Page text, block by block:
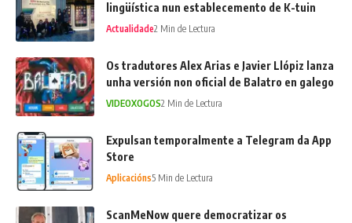
lingüística nun establecemento de K-tuin
Actualidade2 Min de Lectura
Os tradutores Alex Arias e Javier Llópiz lanza
unha versión non oficial de Balatro en galego
VIDEOXOGOS2 Min de Lectura
Expulsan temporalmente a Telegram da App
Store
Aplicacións5 Min de Lectura
ScanMeNow quere democratizar os